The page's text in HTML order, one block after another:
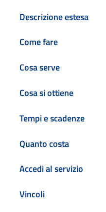
Descrizione estesa
Come fare
Cosa serve
Cosa si ottiene
Tempi e scadenze
Quanto costa
Accedi al servizio
Vincoli